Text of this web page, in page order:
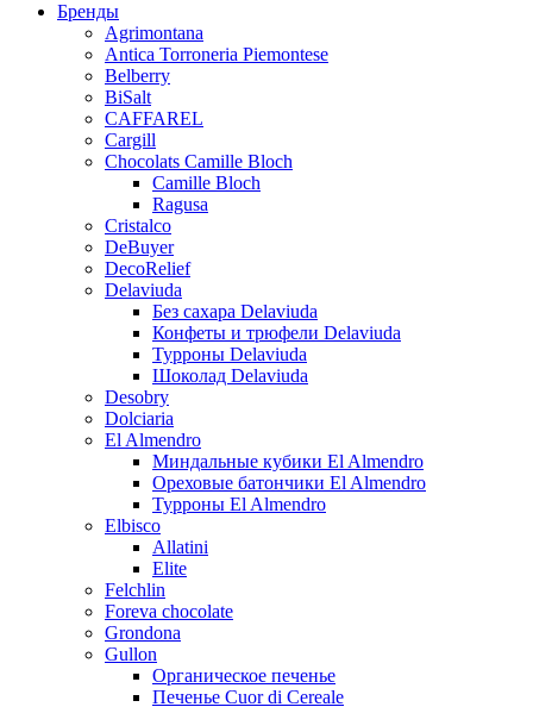
Бренды
Agrimontana
Antica Torroneria Piemontese
Belberry
BiSalt
CAFFAREL
Cargill
Chocolats Camille Bloch
Camille Bloch
Ragusa
Cristalco
DeBuyer
DecoRelief
Delaviuda
Без сахара Delaviuda
Конфеты и трюфели Delaviuda
Турроны Delaviuda
Шоколад Delaviuda
Desobry
Dolciaria
El Almendro
Миндальные кубики El Almendro
Ореховые батончики El Almendro
Турроны El Almendro
Elbisco
Allatini
Elite
Felchlin
Foreva chocolate
Grondona
Gullon
Органическое печенье
Печенье Cuor di Cereale